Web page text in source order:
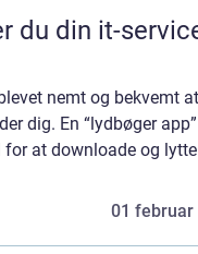
du din it-
nemt og bekvemt
dig. En “lydbøger
for at downloade og
01 februar